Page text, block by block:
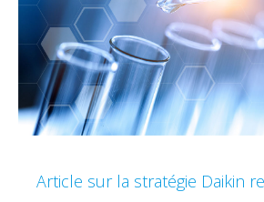
Article sur la stratégie Daikin